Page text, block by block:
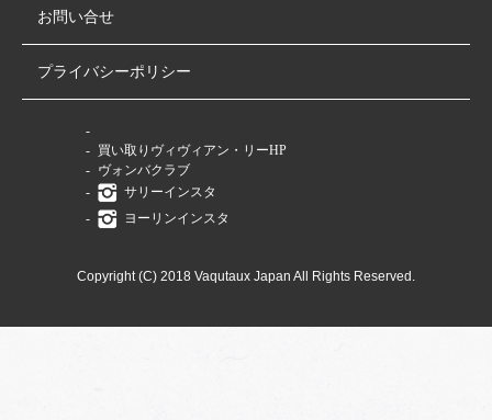
お問い合せ
プライバシーポリシー
買い取りヴィヴィアン・リーHP
ヴォンバクラブ
サリーインスタ
ヨーリンインスタ
Copyright (C) 2018 Vaqutaux Japan All Rights Reserved.